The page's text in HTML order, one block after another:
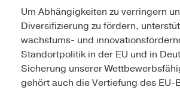
Um Abhängigkeiten zu verringern
Diversifizierung zu fördern,
wachstums- und
Standortpolitik in der EU und in
Sicherung unserer
gehört auch die Vertiefung des EU-